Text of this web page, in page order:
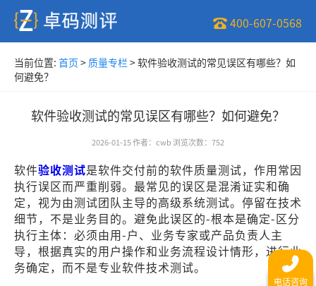
400-607-0568
当前位置: 首页 > 质量专栏 >软件验收测试的常见误区有哪些？如
何避免？
软件验收测试的常见误区有哪些？如何避免？
2026-01-15作者： cwb 浏览次数： 752
软件验收测试是软件交付前的软件质量测试，作用常因
执行误区而严重削弱。最常见的误区是混淆证实和确
定，视为由测试团队主导的高级系统测试。停留在技术
细节，不是业务目的。避免此误区的-根本是确定-区分
执行主体：必须由用-户、业务专家或产品负责人主
导，根据真实的用户操作和业务流程设计情形，进行业
务确定，而不是专业软件技术测试。